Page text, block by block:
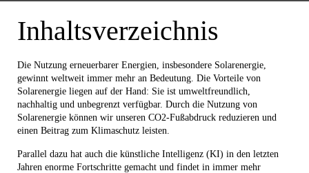
Inhaltsverzeichnis
Die Nutzung erneuerbarer Energien, insbesondere Solarenergie,
gewinnt weltweit immer mehr an Bedeutung. Die Vorteile von
Solarenergie liegen auf der Hand: Sie ist umweltfreundlich,
nachhaltig und unbegrenzt verfügbar. Durch die Nutzung von
Solarenergie können wir unseren CO2-Fußabdruck reduzieren und
einen Beitrag zum Klimaschutz leisten.
Parallel dazu hat auch die künstliche Intelligenz (KI) in den letzten
Jahren enorme Fortschritte gemacht und findet in immer mehr